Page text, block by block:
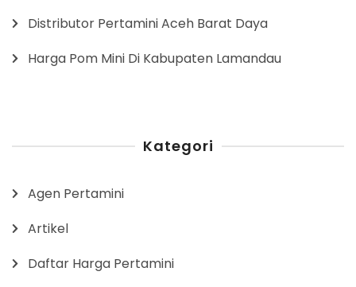
Distributor Pertamini Aceh Barat Daya
Harga Pom Mini Di Kabupaten Lamandau
Kategori
Agen Pertamini
Artikel
Daftar Harga Pertamini